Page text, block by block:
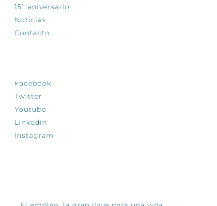
15º aniversario
Noticias
Contacto
Facebook
Twitter
Youtube
Linkedin
Instagram